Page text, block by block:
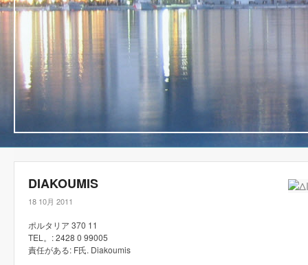
DIAKOUMIS
18 10月 2011
ポルタリア 370 11
TEL。: 2428 0 99005
責任がある: F氏. Diakoumis